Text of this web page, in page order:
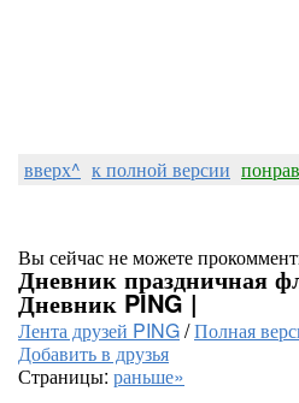
вверх^ к полной версии
Вы сейчас не можете
Дневник праздничная
Дневник PING |
Лента друзей PING/Полная
Добавить в друзья
Страницы: раньше»